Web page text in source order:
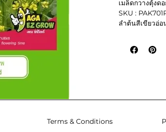
เมล็ดกวางตุ้งด
SKU :
ลำต้นสีเขียวอ่
Terms & Conditions